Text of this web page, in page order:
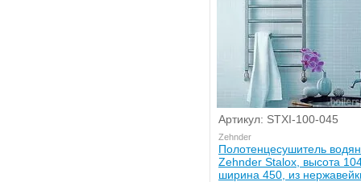
Артикул: STXI-100-045
Zehnder
Полотенцесушитель
Zehnder Stalox, высота
ширина 450, из